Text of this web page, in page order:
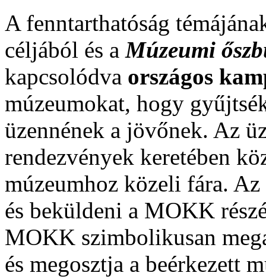
A fenntarthatóság
céljából és aMúzeumi
kapcsolódva országos
múzeumokat, hogy
üzennének a jövőnek. Az
rendezvények keretében
múzeumhoz közeli fára.
és beküldeni a MOKK
MOKK szimbolikusan
és megosztja a beérkezett